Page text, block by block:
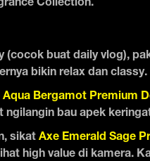
Collection.
(cocok buat daily vlog),
bikin relax dan classy.
Aqua Bergamot Premium
ngilangin bau apek
sikat Axe Emerald Sage
high value di kamera.